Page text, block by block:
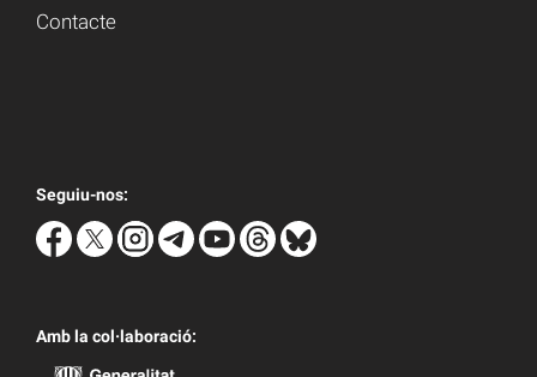
Contacte
Seguiu-nos:
Amb la col·laboració: